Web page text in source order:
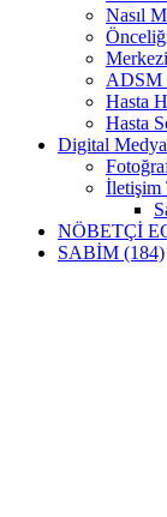
Nasıl
ADSM
Hasta
Hasta
Digital Medya
İletişim
NÖBETÇİ
SABİM (184)